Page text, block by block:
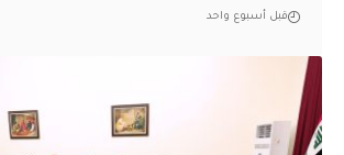
قبل أسبوع واحد